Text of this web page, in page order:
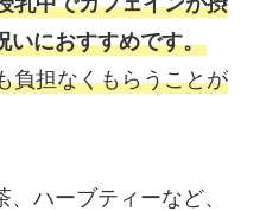
いにおすすめです。
負担なくもらうことが
ハーブティーなど、